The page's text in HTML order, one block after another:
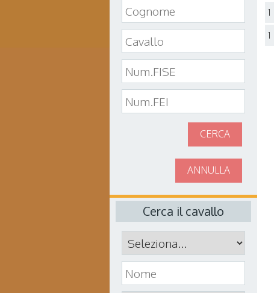
CERCA
ANNULLA
Cerca il cavallo
1
1